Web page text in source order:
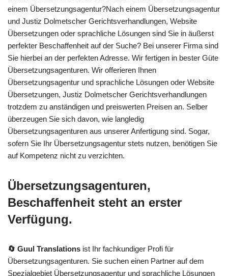
einem Übersetzungsagentur?Nach einem Übersetzungsagentur
und Justiz Dolmetscher Gerichtsverhandlungen, Website
Übersetzungen oder sprachliche Lösungen sind Sie in äußerst
perfekter Beschaffenheit auf der Suche? Bei unserer Firma sind
Sie hierbei an der perfekten Adresse. Wir fertigen in bester Güte
Übersetzungsagenturen. Wir offerieren Ihnen
Übersetzungsagentur und sprachliche Lösungen oder Website
Übersetzungen, Justiz Dolmetscher Gerichtsverhandlungen
trotzdem zu anständigen und preiswerten Preisen an. Selber
überzeugen Sie sich davon, wie langledig
Übersetzungsagenturen aus unserer Anfertigung sind. Sogar,
sofern Sie Ihr Übersetzungsagentur stets nutzen, benötigen Sie
auf Kompetenz nicht zu verzichten.
Übersetzungsagenturen,
Beschaffenheit steht an erster
Verfügung.
🔄 Guul Translations ist Ihr fachkundiger Profi für
Übersetzungsagenturen. Sie suchen einen Partner auf dem
Spezialgebiet Übersetzungsagentur und sprachliche Lösungen